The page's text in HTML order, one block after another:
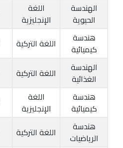
الهندسة
الحيوية
اللغة
الإنجليزية
هندسة
كيميائية
اللغة التركية
الهندسة
الغذائية
اللغة التركية
هندسة
كيميائية
اللغة
الإنجليزية
هندسة
الرياضيات
اللغة التركية